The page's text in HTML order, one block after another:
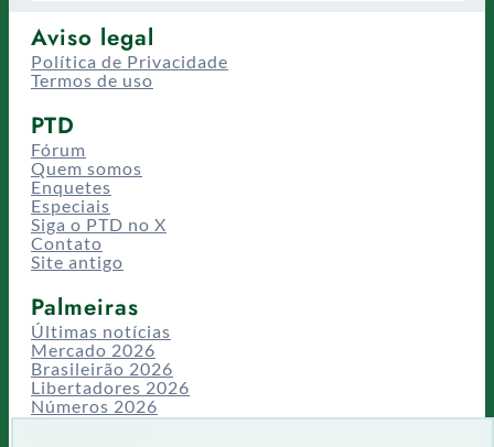
Aviso legal
Política de Privacidade
Termos de uso
PTD
Fórum
Quem somos
Enquetes
Especiais
Siga o PTD no X
Contato
Site antigo
Palmeiras
Últimas notícias
Mercado 2026
Brasileirão 2026
Libertadores 2026
Números 2026
Campeonatos